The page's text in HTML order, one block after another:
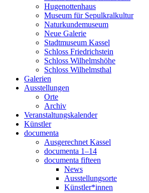
Hugenottenhaus
Museum für Sepulkralkultur
Naturkundemuseum
Neue Galerie
Stadtmuseum Kassel
Schloss Friedrichstein
Schloss Wilhelmshöhe
Schloss Wilhelmsthal
Galerien
Ausstellungen
Orte
Archiv
Veranstaltungskalender
Künstler
documenta
Ausgerechnet Kassel
documenta 1–14
documenta fifteen
News
Ausstellungsorte
Künstler*innen